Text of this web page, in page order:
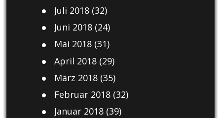
Juli 2018(32)
Juni 2018(24)
Mai 2018(31)
April 2018(29)
März 2018(35)
Februar 2018(32)
Januar 2018(39)